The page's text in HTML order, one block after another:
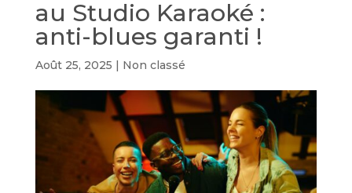
au Studio Karaoké :
anti-blues garanti !
Août 25, 2025 | Non classé